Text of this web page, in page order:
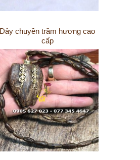
Dây chuyền trầm hương cao
cấp